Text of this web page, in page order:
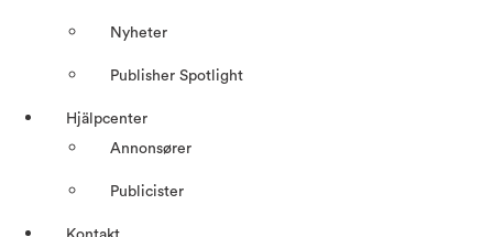
Nyheter
Publisher Spotlight
Hjälpcenter
Annonsører
Publicister